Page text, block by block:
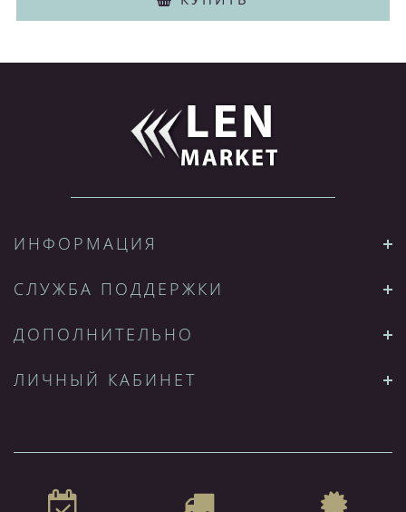
ИНФОРМАЦИЯ
СЛУЖБА ПОДДЕРЖКИ
ДОПОЛНИТЕЛЬНО
ЛИЧНЫЙ КАБИНЕТ